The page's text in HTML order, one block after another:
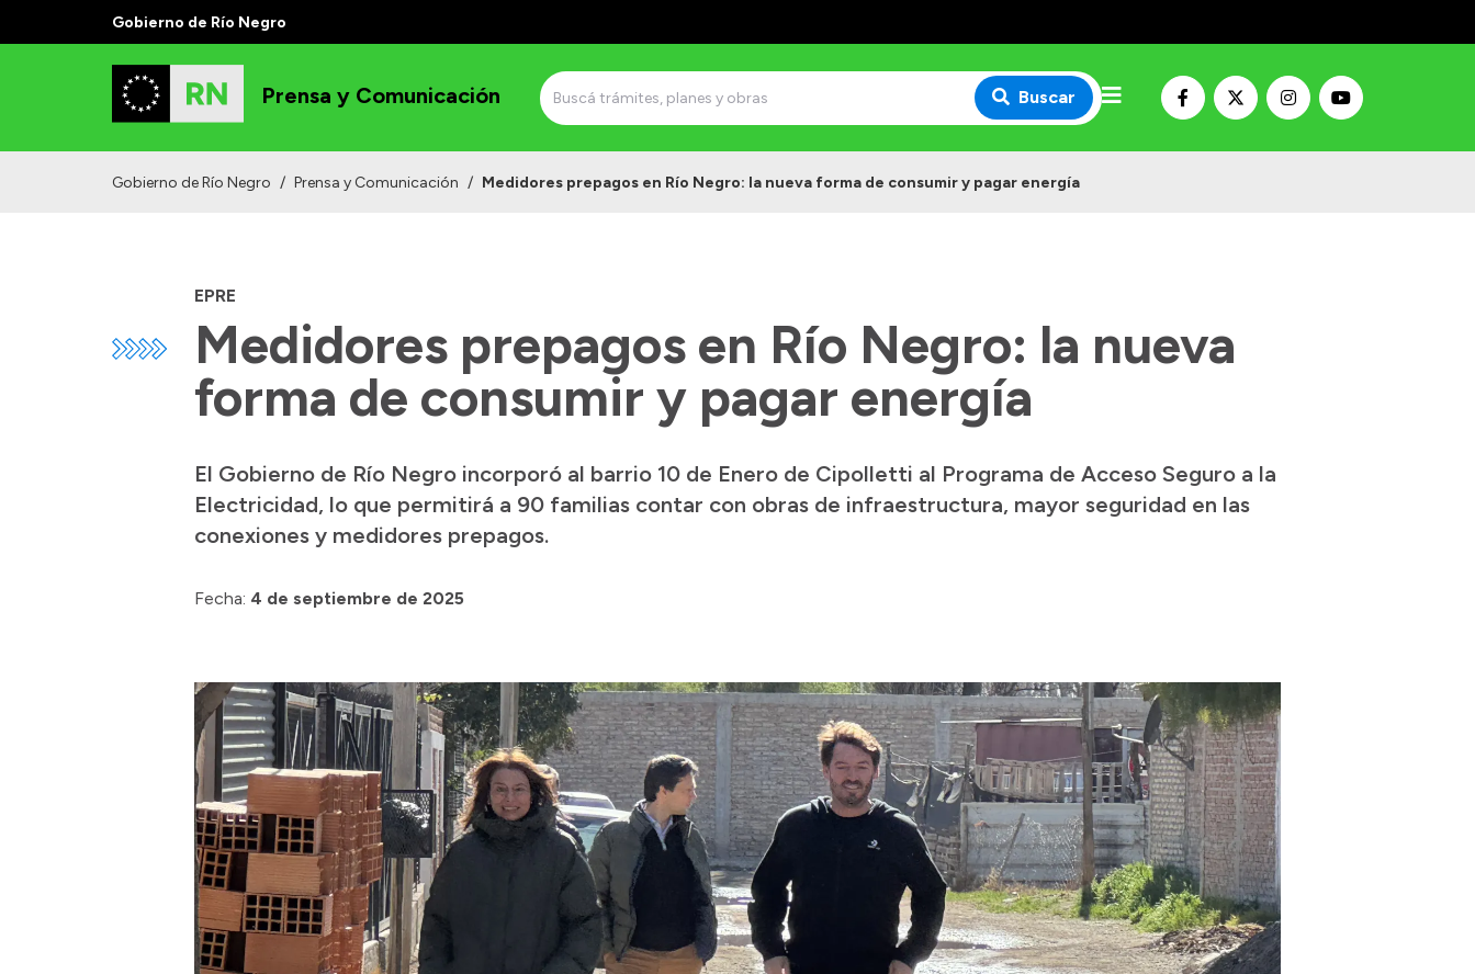
Gobierno de Río Negro
Prensa y Comunicación Buscar
Gobierno de Río Negro / Prensa y Comunicación / Medidores prepagos en Río Negro: la nueva forma de consumir y pagar energía
EPRE
Medidores prepagos en Río Negro: la nueva
forma de consumir y pagar energía
El Gobierno de Río Negro incorporó al barrio 10 de Enero de Cipolletti al Programa de Acceso Seguro a la
Electricidad, lo que permitirá a 90 familias contar con obras de infraestructura, mayor seguridad en las
conexiones y medidores prepagos.
Fecha: 4 de septiembre de 2025